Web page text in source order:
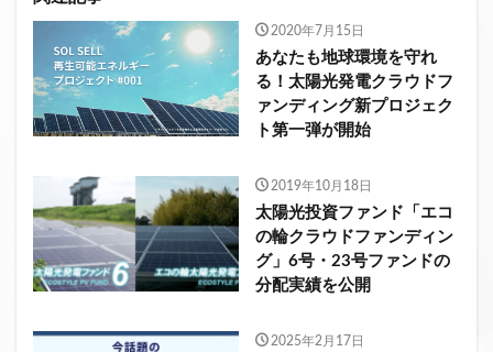
2020年7月15日
あなたも地球環境を守れ
る！太陽光発電クラウドフ
ァンディング新プロジェク
ト第一弾が開始
2019年10月18日
太陽光投資ファンド「エコ
の輪クラウドファンディン
グ」6号・23号ファンドの
分配実績を公開
2025年2月17日